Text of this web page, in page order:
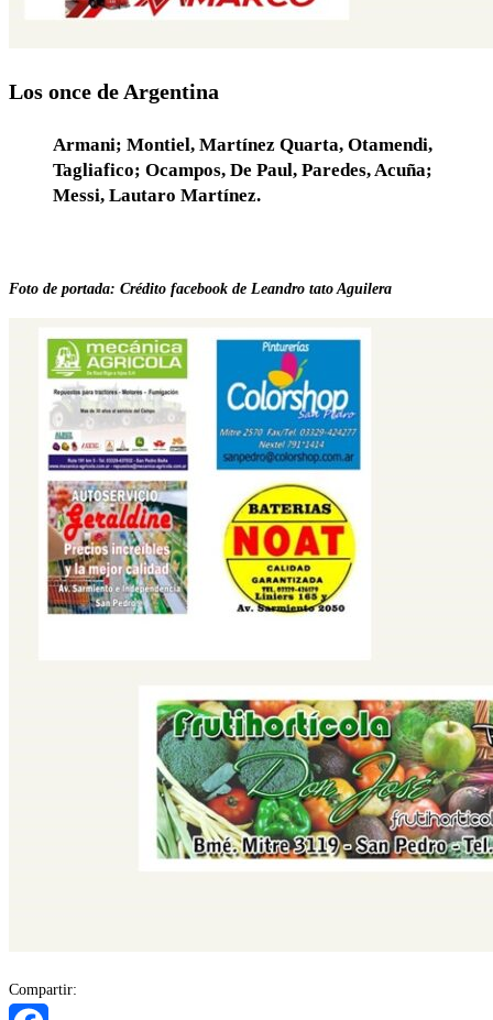
Los once de Argentina
Armani; Montiel, Martínez Quarta, Otamendi,
Tagliafico; Ocampos, De Paul, Paredes, Acuña;
Messi, Lautaro Martínez.
Foto de portada: Crédito facebook de Leandro tato Aguilera
Compartir: